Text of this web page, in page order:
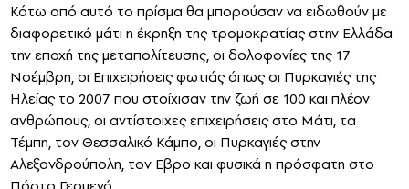
Κάτω από αυτό το πρίσμα θα μπορούσαν να ειδωθούν με
διαφορετικό μάτι η έκρηξη της τρομοκρατίας στην Ελλάδα
την εποχή της μεταπολίτευσης, οι δολοφονίες της 17
Νοέμβρη, οι Επιχειρήσεις φωτιάς όπως οι Πυρκαγιές της
Ηλείας το 2007 που στοίχισαν την ζωή σε 100 και πλέον
ανθρώπους, οι αντίστοιχες επιχειρήσεις στο Μάτι, τα
Τέμπη, τον Θεσσαλικό Κάμπο, οι Πυρκαγιές στην
Αλεξανδρούπολη, τον Εβρο και φυσικά η πρόσφατη στο